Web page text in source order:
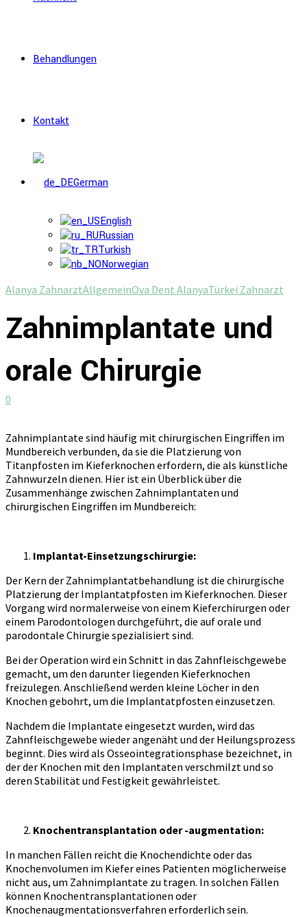
Behandlungen
Kontakt
German
English
Russian
Turkish
Norwegian
Alanya ZahnarztAllgemeinOva Dent AlanyaTürkei Zahnarzt
Zahnimplantate und
orale Chirurgie
0
Zahnimplantate sind häufig mit chirurgischen Eingriffen im
Mundbereich verbunden, da sie die Platzierung von
Titanpfosten im Kieferknochen erfordern, die als künstliche
Zahnwurzeln dienen. Hier ist ein Überblick über die
Zusammenhänge zwischen Zahnimplantaten und
chirurgischen Eingriffen im Mundbereich:
Implantat-Einsetzungschirurgie:
Der Kern der Zahnimplantatbehandlung ist die chirurgische
Platzierung der Implantatpfosten im Kieferknochen. Dieser
Vorgang wird normalerweise von einem Kieferchirurgen oder
einem Parodontologen durchgeführt, die auf orale und
parodontale Chirurgie spezialisiert sind.
Bei der Operation wird ein Schnitt in das Zahnfleischgewebe
gemacht, um den darunter liegenden Kieferknochen
freizulegen. Anschließend werden kleine Löcher in den
Knochen gebohrt, um die Implantatpfosten einzusetzen.
Nachdem die Implantate eingesetzt wurden, wird das
Zahnfleischgewebe wieder angenäht und der Heilungsprozess
beginnt. Dies wird als Osseointegrationsphase bezeichnet, in
der der Knochen mit den Implantaten verschmilzt und so
deren Stabilität und Festigkeit gewährleistet.
Knochentransplantation oder -augmentation:
In manchen Fällen reicht die Knochendichte oder das
Knochenvolumen im Kiefer eines Patienten möglicherweise
nicht aus, um Zahnimplantate zu tragen. In solchen Fällen
können Knochentransplantationen oder
Knochenaugmentationsverfahren erforderlich sein.